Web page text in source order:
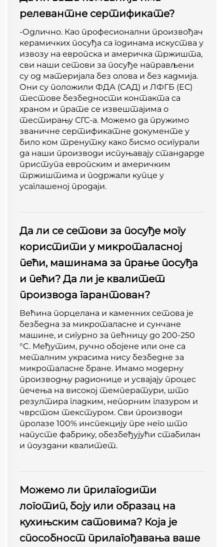
релевантне сертификате?
-Одлично. Као професионални произвођач
керамичких посуђа са годинама искуства у
извозу на европска и америчка тржишта,
сви наши сетови за посуђе направљени
су од материјала без олова и без кадмија.
Они су положили ФДА (САД) и ЛФГБ (ЕС)
тестове безбедности контакта са
храном и прате се извештајима о
тестирању СГС-а. Можемо да пружимо
званичне сертификатне документе у
било ком тренутку како бисмо осигурали
да наши производи испуњавају стандарде
приступа европским и америчким
тржиштима и подржали купце у
усаглашеној продаји.
Да ли се сетови за посуђе могу
користити у микроталасној
пећи, машинама за прање посуђа
и пећи? Да ли је квалитет
производа гарантован?
Већина порцелана и каменних сетова је
безбедна за микроталасне и сунчане
машине, и сигурно за пећницу до 200-250
°C. Међутим, ручно обојене или оне са
металним украсима нису безбедне за
микроталасне бране. Имамо модерну
производњу радионице и усвајају процес
печења на високој температури, што
резултира гладким, непорним глазуром и
чврстом текстуром. Сви производи
пролазе 100% инспекцију пре него што
напусте фабрику, обезбеђујући стабилан
и поуздани квалитет.
Можемо ли прилагодити
логотип, боју или образац на
кухињским сатовима? Која је
способност прилагођавања ваше